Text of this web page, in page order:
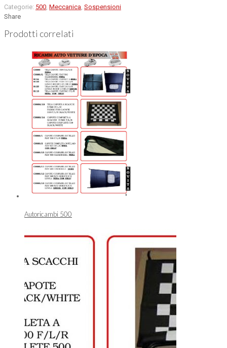
Categorie: 500 Meccanica Sospensioni
Share
Prodotti correlati
Autoricambi 500